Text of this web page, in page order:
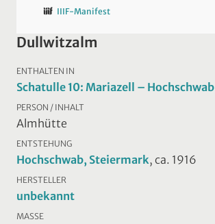
IIIF-Manifest
Dullwitzalm
ENTHALTEN IN
Schatulle 10: Mariazell – Hochschwab
PERSON / INHALT
Almhütte
ENTSTEHUNG
Hochschwab, Steiermark, ca. 1916
HERSTELLER
unbekannt
MASSE